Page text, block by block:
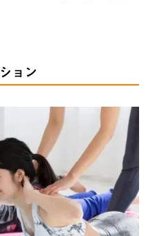
ョン